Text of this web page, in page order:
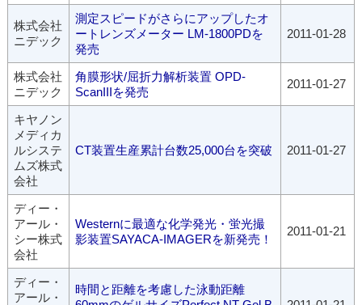
株式会社
ニデック
測定スピードがさらにアップしたオ
ートレンズメーター LM-1800PDを
発売
2011-01-28
株式会社
ニデック
角膜形状/屈折力解析装置 OPD-
ScanIIIを発売
2011-01-27
キヤノン
メディカ
ルシステ
ムズ株式
会社
CT装置生産累計台数25,000台を突破 2011-01-27
ディー・
アール・
シー株式
会社
Westernに最適な化学発光・蛍光撮
影装置SAYACA-IMAGERを新発売！
2011-01-21
ディー・
アール・
時間と距離を考慮した泳動距離